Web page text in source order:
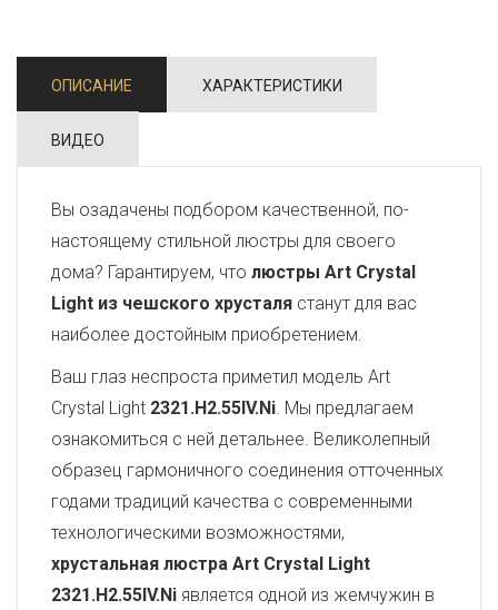
ОПИСАНИЕ ХАРАКТЕРИСТИКИ
ВИДЕО
Вы озадачены подбором качественной, по-
настоящему стильной люстры для своего
дома? Гарантируем, что люстры Art Crystal
Light из чешского хрусталя станут для вас
наиболее достойным приобретением.
Ваш глаз неспроста приметил модель Art
Crystal Light 2321.H2.55IV.Ni. Мы предлагаем
ознакомиться с ней детальнее. Великолепный
образец гармоничного соединения отточенных
годами традиций качества с современными
технологическими возможностями,
хрустальная люстра Art Crystal Light
2321.H2.55IV.Ni является одной из жемчужин в